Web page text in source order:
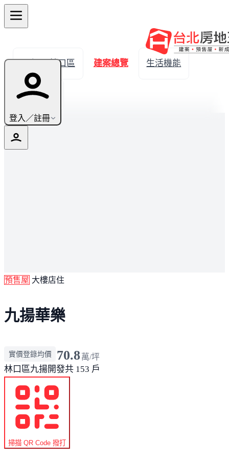
登入／註冊
← 返回林口區 建案總覽 生活機能
實價登錄
預售屋 大樓店住
九揚華樂
實價登錄均價 70.8 萬/坪
林口區九揚開發共 153 戶
掃描 QR Code 撥打